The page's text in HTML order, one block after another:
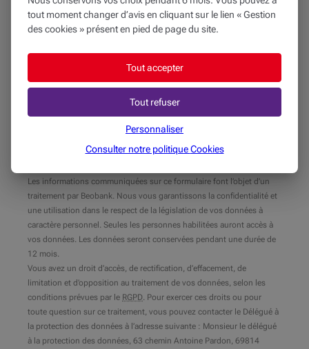
(0/2000 caractères)
Les informations communiquées sur ce formulaire font l’objet d’un
traitement par Beobank. Nous vous garantissons la confidentialité et
une utilisation dans le respect de la législation de vos données à
caractère personnel. Seules les personnes habilitées auront accès à
vos données. Les données seront conservées pendant une durée de
12 mois.
Vous avez un droit d’accès, de rectification, d’effacement, de
limitation et d’opposition au traitement de vos données, selon les
conditions prévues par le RGPD . Pour exercer ces droits ou pour
toute question sur ce traitement, vous pouvez contacter le Délégué à
la protection des données à l’adresse suivante : Monsieur le délégué
à la protection des données, 63 chemin Antoine Pardon, 69814
tout moment changer d’avis en cliquant sur le lien « Gestion
des cookies » présent en pied de page du site.
Tout accepter
Tout refuser
Personnaliser
Consulter notre politiqueCookies